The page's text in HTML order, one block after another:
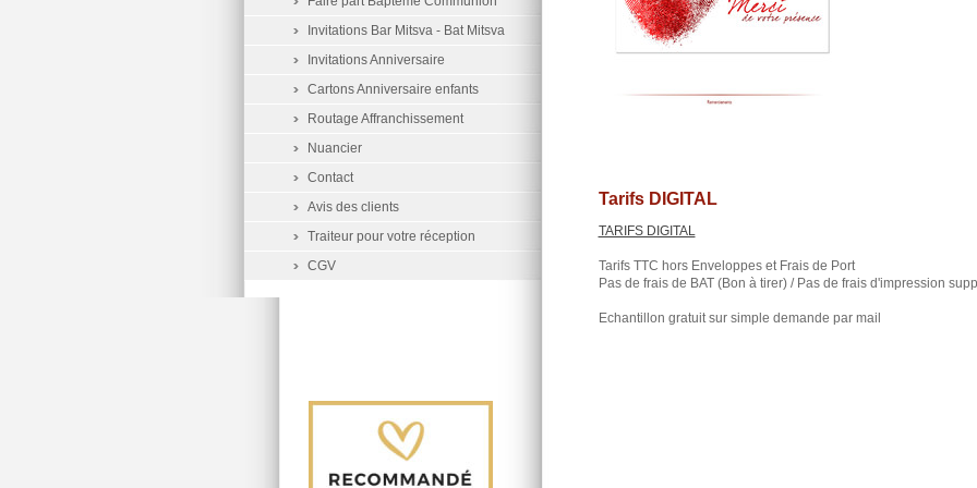
Tarifs DIGITAL
TARIFS DIGITAL
Tarifs TTC hors Enveloppes et Frais de Port
Pas de frais de BAT (Bon à tirer) / Pas de frais d'impression
Echantillon gratuit sur simple demande par mail
Invitations Bar Mitsva - Bat Mitsva
Invitations Anniversaire
Cartons Anniversaire enfants
Routage Affranchissement
Nuancier
Contact
Avis des clients
Traiteur pour votre réception
CGV